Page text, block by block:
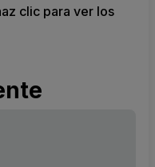
clic para ver los